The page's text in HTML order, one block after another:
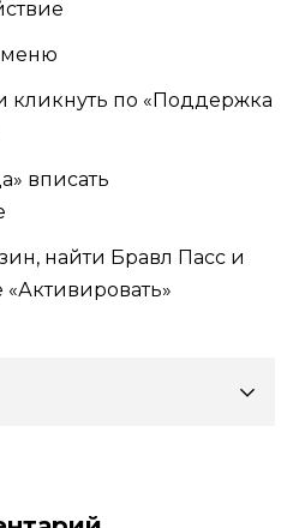
меню
кликнуть по «Поддержка
вписать
найти Бравл Пасс и